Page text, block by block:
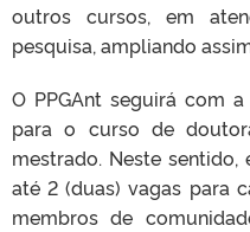
outros cursos, em
pesquisa, ampliando
O PPGAnt seguirá com
para o curso de
mestrado. Neste
até 2 (duas) vagas para
membros de